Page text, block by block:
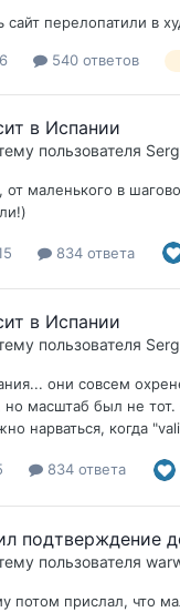
сайт перелопатили в
540 ответов
в Испании
пользователя
от маленького в
834 ответа
в Испании
пользователя
они совсем
но масштаб был не
нарваться, когда
834 ответа
подтверждение
пользователя
потом прислал, что